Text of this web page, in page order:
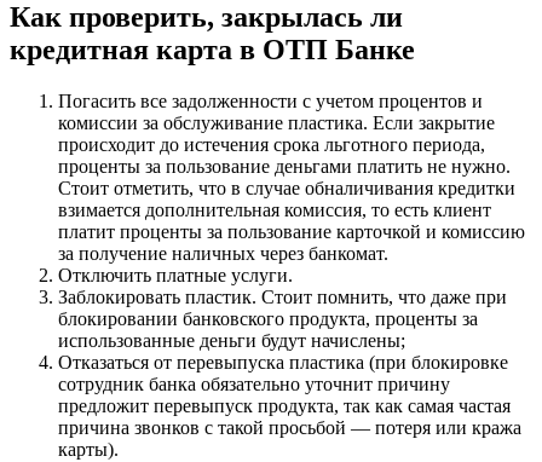
Как проверить, закрылась ли
кредитная карта в ОТП Банке
Погасить все задолженности с учетом процентов и
комиссии за обслуживание пластика. Если закрытие
происходит до истечения срока льготного периода,
проценты за пользование деньгами платить не нужно.
Стоит отметить, что в случае обналичивания кредитки
взимается дополнительная комиссия, то есть клиент
платит проценты за пользование карточкой и комиссию
за получение наличных через банкомат.
Отключить платные услуги.
Заблокировать пластик. Стоит помнить, что даже при
блокировании банковского продукта, проценты за
использованные деньги будут начислены;
Отказаться от перевыпуска пластика (при блокировке
сотрудник банка обязательно уточнит причину
предложит перевыпуск продукта, так как самая частая
причина звонков с такой просьбой — потеря или кража
карты).